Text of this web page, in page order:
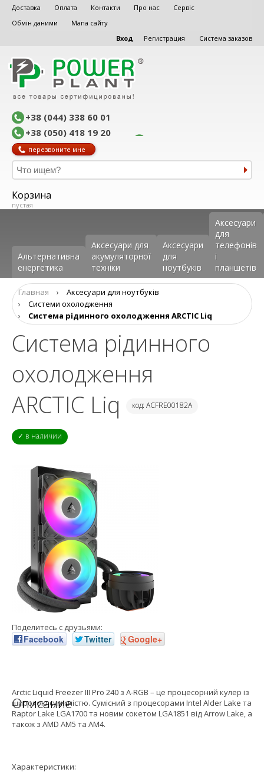
Доставка Оплата Контакти Про нас
Сервіс
Обмін даними
Мапа сайту
Вход
Регистрация Система заказов
+38 (044) 338 60 01
+38 (050) 418 19 20
перезвоните мне
Корзина
пустая
Альтернативна
енергетика
Аксесуари для
акумуляторної
техніки
Аксесуари
для
ноутбуків
Аксеcуари
для
телефонів
і
планшетів
Главная ›
Аксесуари для ноутбуків
›
Системи охолодження
›
Система рідинного охолодження ARCTIC Liq
Система рідинного
охолодження
ARCTIC Liq
код: ACFRE00182A
✓ в наличии
Поделитесь с друзьями:
Facebook Twitter Google+
Описание
Arctic Liquid Freezer III Pro 240 з A-RGB – це процесорний кулер із
широкою сумісністю. Сумісний з процесорами Intel Alder Lake та
Raptor Lake LGA1700 та новим сокетом LGA1851 від Arrow Lake, а
також з AMD AM5 та AM4.
Характеристики: